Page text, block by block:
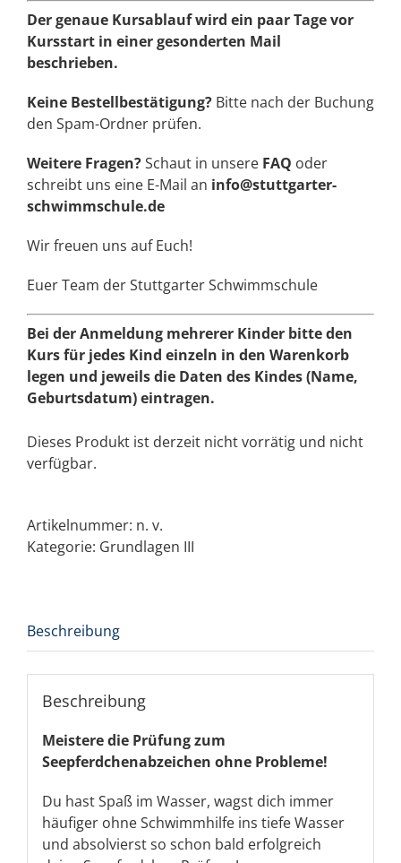
Der genaue Kursablauf wird ein paar Tage vor
Kursstart in einer gesonderten Mail
beschrieben.
Keine Bestellbestätigung? Bitte nach der Buchung
den Spam-Ordner prüfen.
Weitere Fragen?Schaut in unsere FAQ oder
schreibt uns eine E-Mail an info@stuttgarter-
schwimmschule.de
Wir freuen uns auf Euch!
Euer Team der Stuttgarter Schwimmschule
Bei der Anmeldung mehrerer Kinder bitte den
Kurs für jedes Kind einzeln in den Warenkorb
legen und jeweils die Daten des Kindes (Name,
Geburtsdatum) eintragen.
Dieses Produkt ist derzeit nicht vorrätig und nicht
verfügbar.
Artikelnummer: n. v.
Kategorie: Grundlagen III
Beschreibung
Beschreibung
Meistere die Prüfung zum
Seepferdchenabzeichen ohne Probleme!
Du hast Spaß im Wasser, wagst dich immer
häufiger ohne Schwimmhilfe ins tiefe Wasser
und absolvierst so schon bald erfolgreich